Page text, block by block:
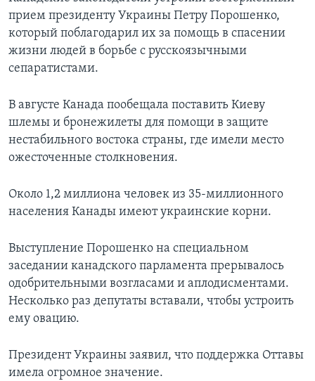
прием президенту Украины Петру Порошенко,
который поблагодарил их за помощь в спасении
жизни людей в борьбе с русскоязычными
сепаратистами.
В августе Канада пообещала поставить Киеву
шлемы и бронежилеты для помощи в защите
нестабильного востока страны, где имели место
ожесточенные столкновения.
Около 1,2 миллиона человек из 35-миллионного
населения Канады имеют украинские корни.
Выступление Порошенко на специальном
заседании канадского парламента прерывалось
одобрительными возгласами и аплодисментами.
Несколько раз депутаты вставали, чтобы устроить
ему овацию.
Президент Украины заявил, что поддержка Оттавы
имела огромное значение.